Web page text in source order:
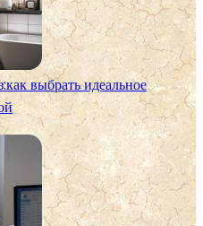
выбрать идеальное